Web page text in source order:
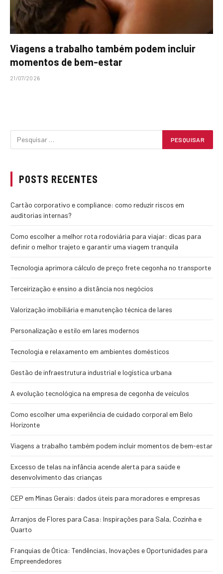
Viagens a trabalho também podem incluir
momentos de bem-estar
21/07/2026
POSTS RECENTES
Cartão corporativo e compliance: como reduzir riscos em
auditorias internas?
Como escolher a melhor rota rodoviária para viajar: dicas para
definir o melhor trajeto e garantir uma viagem tranquila
Tecnologia aprimora cálculo de preço frete cegonha no transporte
Terceirização e ensino a distância nos negócios
Valorização imobiliária e manutenção técnica de lares
Personalização e estilo em lares modernos
Tecnologia e relaxamento em ambientes domésticos
Gestão de infraestrutura industrial e logística urbana
A evolução tecnológica na empresa de cegonha de veículos
Como escolher uma experiência de cuidado corporal em Belo
Horizonte
Viagens a trabalho também podem incluir momentos de bem-estar
Excesso de telas na infância acende alerta para saúde e
desenvolvimento das crianças
CEP em Minas Gerais: dados úteis para moradores e empresas
Arranjos de Flores para Casa: Inspirações para Sala, Cozinha e
Quarto
Franquias de Ótica: Tendências, Inovações e Oportunidades para
Empreendedores